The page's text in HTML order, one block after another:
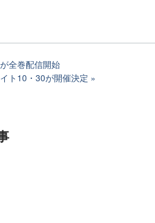
全巻配信開始
ト10・30が開催決定